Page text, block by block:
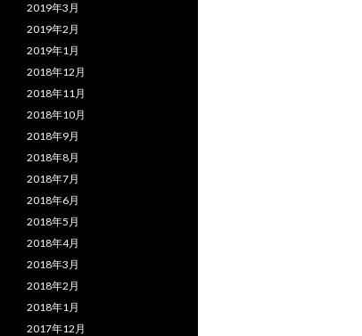
2019年3月
2019年2月
2019年1月
2018年12月
2018年11月
2018年10月
2018年9月
2018年8月
2018年7月
2018年6月
2018年5月
2018年4月
2018年3月
2018年2月
2018年1月
2017年12月